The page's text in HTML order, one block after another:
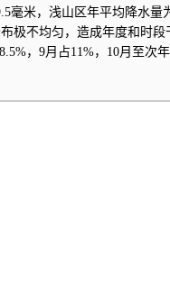
毫米，浅山区年平均降水量
极不均匀，造成年度和时
，9月占11%，10月至次